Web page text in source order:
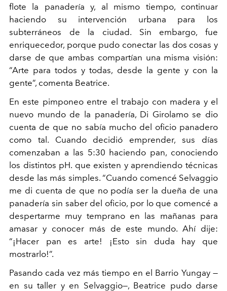
flote la panadería y, al mismo tiempo, continuar
haciendo su intervención urbana para los
subterráneos de la ciudad. Sin embargo, fue
enriquecedor, porque pudo conectar las dos cosas y
darse de que ambas compartían una misma visión:
“Arte para todos y todas, desde la gente y con la
gente”, comenta Beatrice.
En este pimponeo entre el trabajo con madera y el
nuevo mundo de la panadería, Di Girolamo se dio
cuenta de que no sabía mucho del oficio panadero
como tal. Cuando decidió emprender, sus días
comenzaban a las 5:30 haciendo pan, conociendo
los distintos pH. que existen y aprendiendo técnicas
desde las más simples. “Cuando comencé Selvaggio
me di cuenta de que no podía ser la dueña de una
panadería sin saber del oficio, por lo que comencé a
despertarme muy temprano en las mañanas para
amasar y conocer más de este mundo. Ahí dije:
“¡Hacer pan es arte! ¡Esto sin duda hay que
mostrarlo!”.
Pasando cada vez más tiempo en el Barrio Yungay —
en su taller y en Selvaggio—, Beatrice pudo darse